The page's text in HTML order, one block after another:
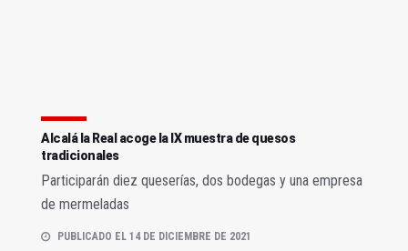
Alcalá la Real acoge la IX muestra de quesos
tradicionales
Participarán diez queserías, dos bodegas y una empresa
de mermeladas
PUBLICADO EL 14 DE DICIEMBRE DE 2021